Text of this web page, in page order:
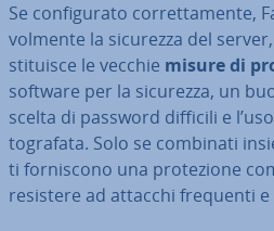
Se con­fi­gu­ra­to cor­ret­ta­men­te,
vol­men­te la sicurezza del
sti­tui­sce le vecchie misure di
software per la sicurezza, un
scelta di password difficili e
to­gra­fa­ta. Solo se combinati
ti for­ni­sco­no una pro­te­zio­ne
resistere ad attacchi frequenti